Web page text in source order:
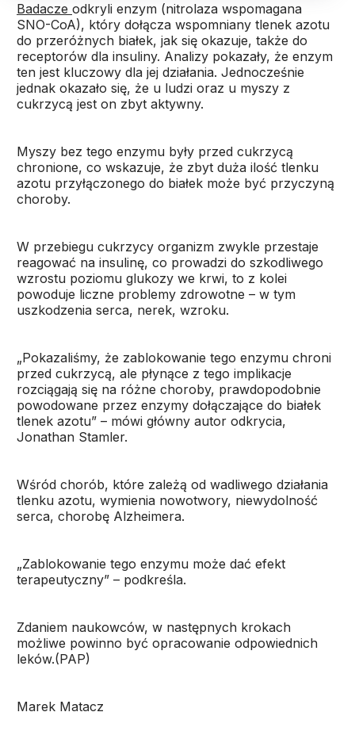
Badacze odkryli enzym (nitrolaza wspomagana
SNO-CoA), który dołącza wspomniany tlenek azotu
do przeróżnych białek, jak się okazuje, także do
receptorów dla insuliny. Analizy pokazały, że enzym
ten jest kluczowy dla jej działania. Jednocześnie
jednak okazało się, że u ludzi oraz u myszy z
cukrzycą jest on zbyt aktywny.
Myszy bez tego enzymu były przed cukrzycą
chronione, co wskazuje, że zbyt duża ilość tlenku
azotu przyłączonego do białek może być przyczyną
choroby.
W przebiegu cukrzycy organizm zwykle przestaje
reagować na insulinę, co prowadzi do szkodliwego
wzrostu poziomu glukozy we krwi, to z kolei
powoduje liczne problemy zdrowotne – w tym
uszkodzenia serca, nerek, wzroku.
„Pokazaliśmy, że zablokowanie tego enzymu chroni
przed cukrzycą, ale płynące z tego implikacje
rozciągają się na różne choroby, prawdopodobnie
powodowane przez enzymy dołączające do białek
tlenek azotu” – mówi główny autor odkrycia,
Jonathan Stamler.
Wśród chorób, które zależą od wadliwego działania
tlenku azotu, wymienia nowotwory, niewydolność
serca, chorobę Alzheimera.
„Zablokowanie tego enzymu może dać efekt
terapeutyczny” – podkreśla.
Zdaniem naukowców, w następnych krokach
możliwe powinno być opracowanie odpowiednich
leków.(PAP)
Marek Matacz